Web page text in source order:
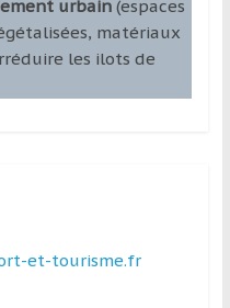
urbain(espaces
matériaux
les ilots de
et-tourisme.fr